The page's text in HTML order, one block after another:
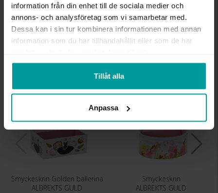
information från din enhet till de sociala medier och
annons- och analysföretag som vi samarbetar med.
Dessa kan i sin tur kombinera informationen med annan
information som du har tillhandahållit eller som de har
Tillåt alla
Anpassa
DJUP CA (CM)
11,5
HÖJD CA (CM)
10
VARUMÄRKE
Albrekts Guld
MATERIAL
papp, polyester
Smyckeskrin Golden ballerina
ALBREKTS GULD
Smyckeskrin
ALBREKTS GULD